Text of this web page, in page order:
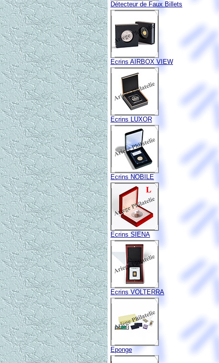
Détecteur de Faux Billets
Ecrins AIRBOX VIEW
Ecrins LUXOR
Ecrins NOBILE
Ecrins SIENA
Ecrins VOLTERRA
Eponge